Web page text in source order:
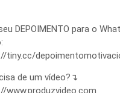
DEPOIMENTO para o
tiny.cc/
de um vídeo?↴
www.produzvideo.com